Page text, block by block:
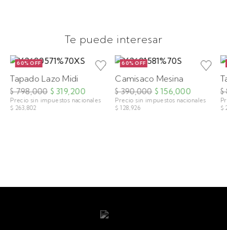
Te puede interesar
60% OFF
Tapado Lazo Midi
$ 798,000 $ 319,200
Precio sin impuestos nacionales
$ 263,802
60% OFF
Camisaco Mesina
$ 390,000 $ 156,000
Precio sin impuestos nacionales
$ 128,926
$
$